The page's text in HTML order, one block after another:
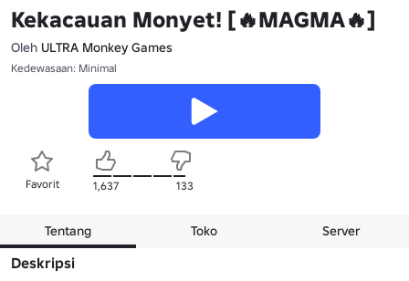
Kekacauan Monyet! [🔥MAGMA🔥]
Oleh ULTRA Monkey Games
Kedewasaan: Minimal
Favorit 1,637 133
Tentang Toko Server
Deskripsi